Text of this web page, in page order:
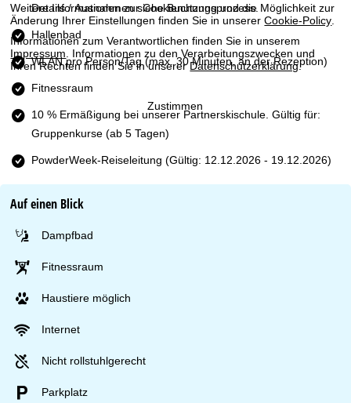
Weitere Informationen zur Cookienutzung und die Möglichkeit zur
Änderung Ihrer Einstellungen finden Sie in unsererCookie-Policy.
Informationen zum Verantwortlichen finden Sie in unserem
Impressum. Informationen zu den Verarbeitungszwecken und
Ihren Rechten finden Sie in unsererDatenschutzerklärung.
Zustimmen
Details / Ausnahmen siehe Buchungsprozess.
Hallenbad
WLAN pro Person/Tag (max. 30 Minuten, an der Rezeption)
Fitnessraum
10 % Ermäßigung bei unserer Partnerskischule. Gültig für:
Gruppenkurse (ab 5 Tagen)
PowderWeek-Reiseleitung (Gültig: 12.12.2026 - 19.12.2026)
Auf einen Blick
Dampfbad
Fitnessraum
Haustiere möglich
Internet
Nicht rollstuhlgerecht
Parkplatz